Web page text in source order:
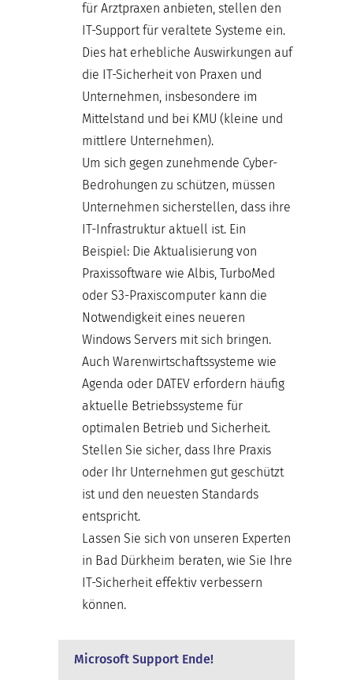
für Arztpraxen anbieten, stellen den
IT-Support für veraltete Systeme ein.
Dies hat erhebliche Auswirkungen auf
die IT-Sicherheit von Praxen und
Unternehmen, insbesondere im
Mittelstand und bei KMU (kleine und
mittlere Unternehmen).
Um sich gegen zunehmende Cyber-
Bedrohungen zu schützen, müssen
Unternehmen sicherstellen, dass ihre
IT-Infrastruktur aktuell ist. Ein
Beispiel: Die Aktualisierung von
Praxissoftware wie Albis, TurboMed
oder S3-Praxiscomputer kann die
Notwendigkeit eines neueren
Windows Servers mit sich bringen.
Auch Warenwirtschaftssysteme wie
Agenda oder DATEV erfordern häufig
aktuelle Betriebssysteme für
optimalen Betrieb und Sicherheit.
Stellen Sie sicher, dass Ihre Praxis
oder Ihr Unternehmen gut geschützt
ist und den neuesten Standards
entspricht.
Lassen Sie sich von unseren Experten
in Bad Dürkheim beraten, wie Sie Ihre
IT-Sicherheit effektiv verbessern
können.
Microsoft Support Ende!